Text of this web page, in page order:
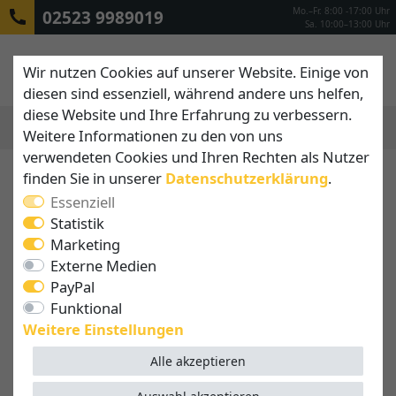
02523 9989019
Mo.–Fr. 8:00 -17:00 Uhr
Sa. 10:00–13:00 Uhr
Individuelle Anfertigung
von Sonnenschirmen,
Markisen und Sonnensegeln
nach Maß
Verwirklichen Sie Ihren ganz persönlichen
Sonnenschutz: Wählen Sie aus einer Vielzahl an
Größen, Formen und Farben, die sich perfekt an Ihre
Wünsche und Gegebenheiten anpassen. Ob
leuchtende Farbtöne, dezente Designs oder
Wir nutzen Cookies auf unserer Website. Einige von
diesen sind essenziell, während andere uns helfen,
diese Website und Ihre Erfahrung zu verbessern.
Weitere Informationen zu den von uns
verwendeten Cookies und Ihren Rechten als Nutzer
finden Sie in unserer Daten­schutz­erklärung.
Essenziell
Statistik
Marketing
Externe Medien
PayPal
Funktional
Weitere Einstellungen
Alle akzeptieren